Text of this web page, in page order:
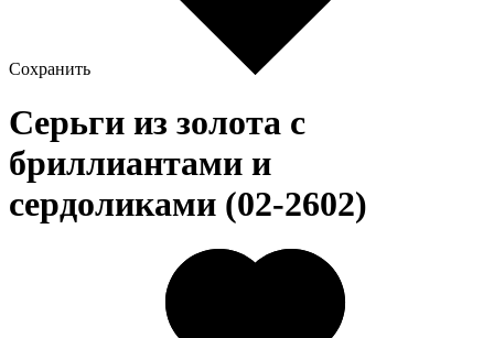
Сохранить
Серьги из золота c
бриллиантами и
сердоликами (02-2602)